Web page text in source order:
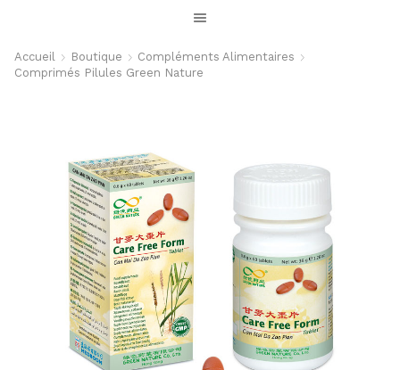
Accueil Boutique
Compléments Alimentaires
Comprimés Pilules Green Nature